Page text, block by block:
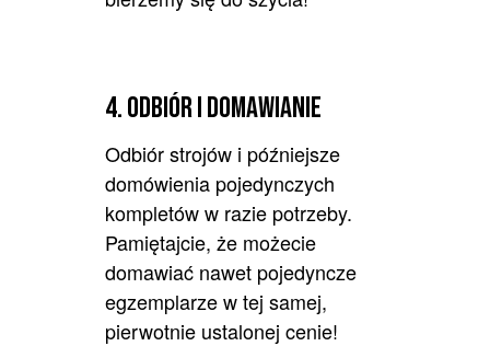
4. odbiór i domawianie
Odbiór strojów i późniejsze
domówienia pojedynczych
kompletów w razie potrzeby.
Pamiętajcie, że możecie
domawiać nawet pojedyncze
egzemplarze w tej samej,
pierwotnie ustalonej cenie!